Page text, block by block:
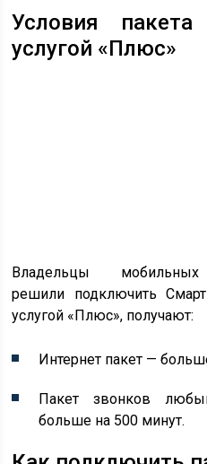
Условия
услугой «Плюс»
Владельцы
решили подключить
услугой «Плюс», получают:
Интернет пакет —
Пакет звонков
больше на 500 минут.